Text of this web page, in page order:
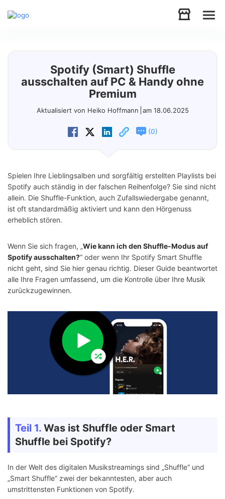
Support
Spotify (Smart) Shuffle
ausschalten auf PC & Handy ohne
Premium
Aktualisiert von Heiko Hoffmann am 18.06.2025
(0)
Spielen Ihre Lieblingsalben und sorgfältig erstellten Playlists bei
Spotify auch ständig in der falschen Reihenfolge? Sie sind nicht
allein. Die Shuffle-Funktion, auch Zufallswiedergabe genannt,
ist oft standardmäßig aktiviert und kann den Hörgenuss
erheblich stören.
Wenn Sie sich fragen, „Wie kann ich den Shuffle-Modus auf
Spotify ausschalten?“ oder wenn Ihr Spotify Smart Shuffle
nicht geht, sind Sie hier genau richtig. Dieser Guide beantwortet
alle Ihre Fragen umfassend, um die Kontrolle über Ihre Musik
zurückzugewinnen.
Teil 1. Was ist Shuffle oder Smart
Shuffle bei Spotify?
In der Welt des digitalen Musikstreamings sind „Shuffle“ und
„Smart Shuffle“ zwei der bekanntesten, aber auch
umstrittensten Funktionen von Spotify.